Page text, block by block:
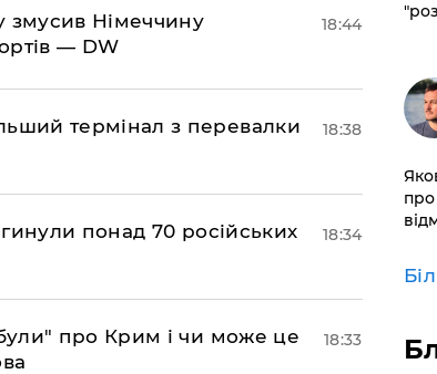
змусив Німеччину
— DW
18:44
термінал з перевалки
18:38
понад 70 російських
18:34
про Крим і чи може це
18:33